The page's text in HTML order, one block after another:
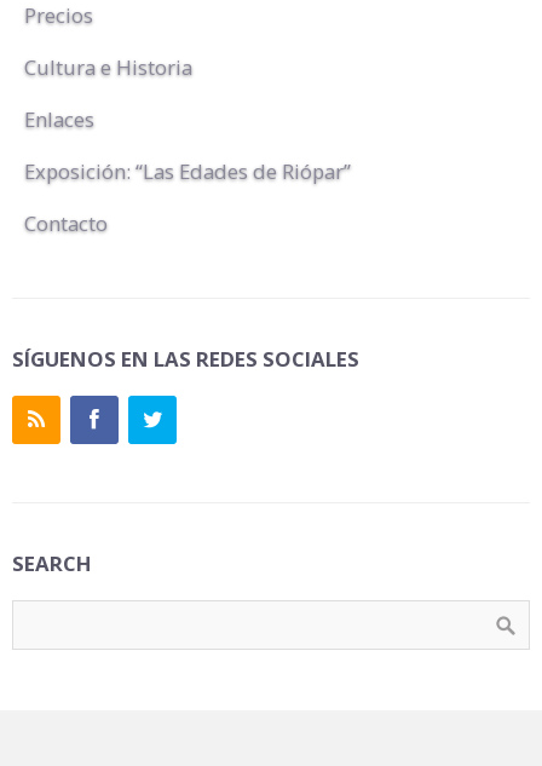
Precios
Cultura e Historia
Enlaces
Exposición: “Las Edades de Riópar”
Contacto
SÍGUENOS EN LAS REDES SOCIALES
SEARCH